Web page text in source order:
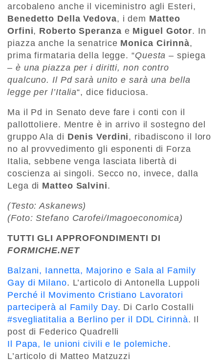
arcobaleno anche il viceministro agli Esteri,
Benedetto Della Vedova, i dem Matteo
Orfini, Roberto Speranza e Miguel Gotor. In
piazza anche la senatrice Monica Cirinnà,
prima firmataria della legge. “Questa – spiega
– è una piazza per i diritti, non contro
qualcuno. Il Pd sarà unito e sarà una bella
legge per l’Italia“, dice fiduciosa.
Ma il Pd in Senato deve fare i conti con il
pallottoliere. Mentre è in arrivo il sostegno del
gruppo Ala di Denis Verdini, ribadiscono il loro
no al provvedimento gli esponenti di Forza
Italia, sebbene venga lasciata libertà di
coscienza ai singoli. Secco no, invece, dalla
Lega di Matteo Salvini.
(Testo: Askanews)
(Foto: Stefano Carofei/Imagoeconomica)
TUTTI GLI APPROFONDIMENTI DI
FORMICHE.NET
Balzani, Iannetta, Majorino e Sala al Family
Gay di Milano. L’articolo di Antonella Luppoli
Perché il Movimento Cristiano Lavoratori
parteciperà al Family Day. Di Carlo Costalli
#svegliatitalia a Berlino per il DDL Cirinnà. Il
post di Federico Quadrelli
Il Papa, le unioni civili e le polemiche.
L’articolo di Matteo Matzuzzi